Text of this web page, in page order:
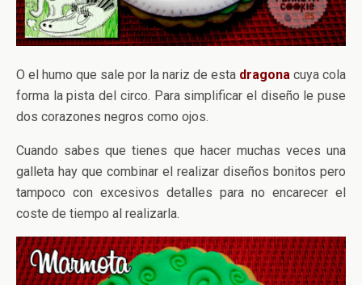
O el humo que sale por la nariz de esta dragona cuya cola
forma la pista del circo. Para simplificar el diseño le puse
dos corazones negros como ojos.
Cuando sabes que tienes que hacer muchas veces una
galleta hay que combinar el realizar diseños bonitos pero
tampoco con excesivos detalles para no encarecer el
coste de tiempo al realizarla.